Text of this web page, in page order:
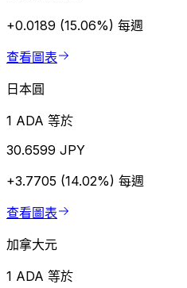
+0.0189 (15.06%) 每週
查看圖表
日本圓
1 ADA 等於
30.6599 JPY
+3.7705 (14.02%) 每週
查看圖表
加拿大元
1 ADA 等於